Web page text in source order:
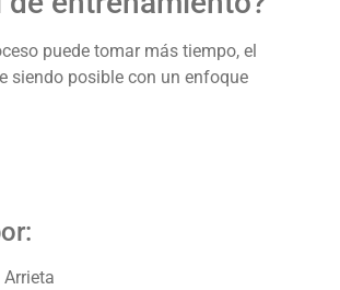
puede tomar más tiempo, el
siendo posible con un enfoque